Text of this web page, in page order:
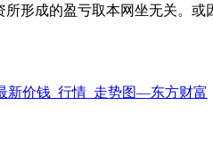
所形成的盈亏取本网坐无关。
新价钱_行情_走势图—东方财富